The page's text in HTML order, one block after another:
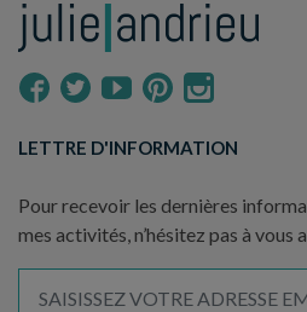
LETTRE D'INFORMATION
Pour recevoir les dernières
mes activités, n’hésitez pas à